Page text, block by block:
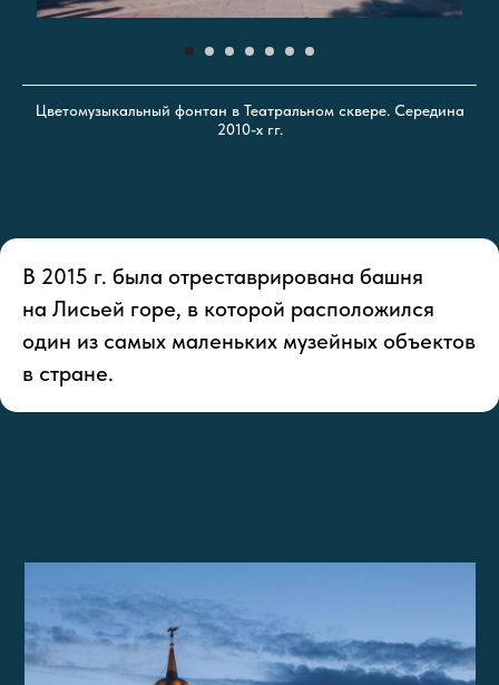
Цветомузыкальный фонтан в Театральном сквере. Середина
2010-х гг.
В 2015 г. была отреставрирована башня
на Лисьей горе, в которой расположился
один из самых маленьких музейных объектов
в стране.